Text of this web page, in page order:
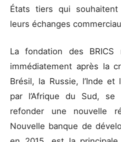
États tiers qui
leurs échanges
La fondation des
immédiatement après la
Brésil, la Russie, l’Inde
par l’Afrique du Sud, se
refonder une nouvelle
Nouvelle banque de